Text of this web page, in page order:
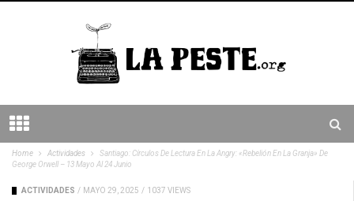
Home Actividades
Santiago: Círculos De Lectura En La Angry: «Rebelión En La Granja» De
George Orwell – 13 Mayo Al 24 Junio
ACTIVIDADES / MAYO 29, 2025 / 1037 VIEWS